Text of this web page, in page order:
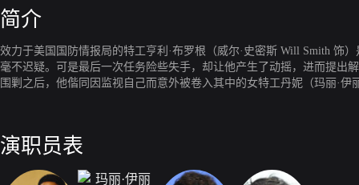
简介
效力于美国国防情报局的特工亨利·布罗根（威尔·史密斯 Will Smith 饰
毫不迟疑。可是最后一次任务险些失手，却让他产生了动摇，进而提出
围剿之后，他偕同因监视自己而意外被卷入其中的女特工丹妮（玛丽·伊
演职员表